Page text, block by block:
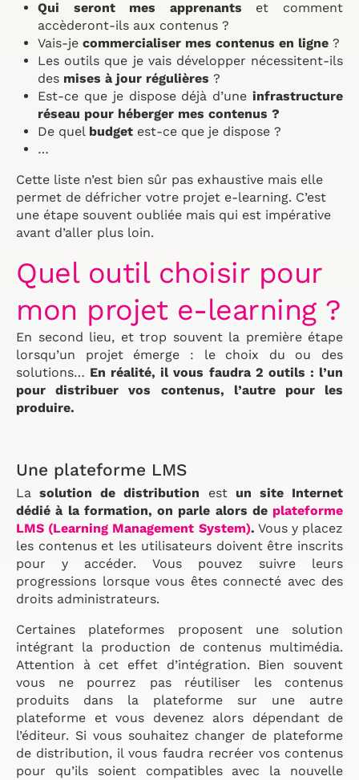
Qui seront mes apprenants et comment
accèderont-ils aux contenus ?
Vais-jecommercialiser mes contenus en ligne ?
Les outils que je vais développer nécessitent-ils
des mises à jour régulières ?
Est-ce que je dispose déjà d’une infrastructure
réseau pour héberger mes contenus ?
De quel budget est-ce que je dispose ?
…
Cette liste n’est bien sûr pas exhaustive mais elle
permet de défricher votre projet e-learning. C’est
une étape souvent oubliée mais qui est impérative
avant d’aller plus loin.
Quel outil choisir pour
mon projet e-learning ?
En second lieu, et trop souvent la première étape
lorsqu’un projet émerge : le choix du ou des
solutions… En réalité, il vous faudra 2 outils : l’un
pour distribuer vos contenus, l’autre pour les
produire.
Une plateforme LMS
Lasolution de distribution est un site Internet
dédié à la formation, on parle alors de plateforme
LMS (Learning Management System). Vous y placez
les contenus et les utilisateurs doivent être inscrits
pour y accéder. Vous pouvez suivre leurs
progressions lorsque vous êtes connecté avec des
droits administrateurs.
Certaines plateformes proposent une solution
intégrant la production de contenus multimédia.
Attention à cet effet d’intégration. Bien souvent
vous ne pourrez pas réutiliser les contenus
produits dans la plateforme sur une autre
plateforme et vous devenez alors dépendant de
l’éditeur. Si vous souhaitez changer de plateforme
de distribution, il vous faudra recréer vos contenus
pour qu’ils soient compatibles avec la nouvelle